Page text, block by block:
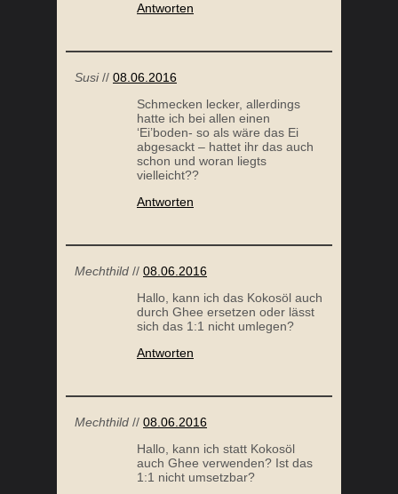
Antworten
Susi// 08.06.2016
Schmecken lecker, allerdings
hatte ich bei allen einen
‘Ei’boden- so als wäre das Ei
abgesackt – hattet ihr das auch
schon und woran liegts
vielleicht??
Antworten
Mechthild // 08.06.2016
Hallo, kann ich das Kokosöl auch
durch Ghee ersetzen oder lässt
sich das 1:1 nicht umlegen?
Antworten
Mechthild // 08.06.2016
Hallo, kann ich statt Kokosöl
auch Ghee verwenden? Ist das
1:1 nicht umsetzbar?